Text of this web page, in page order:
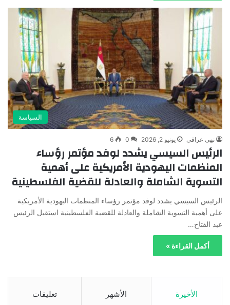
السياسة
نهى عراقي يونيو 2, 2026 0
6
الرئيس السيسي يشدد لوفد مؤتمر رؤساء
المنظمات اليهودية الأمريكية على أهمية
التسوية الشاملة والعادلة للقضية الفلسطينية
الرئيس السيسي يشدد لوفد مؤتمر رؤساء المنظمات اليهودية الأمريكية
على أهمية التسوية الشاملة والعادلة للقضية الفلسطينية استقبل الرئيس
عبد الفتاح…
أكمل القراءة »
الأخيرة الأشهر تعليقات